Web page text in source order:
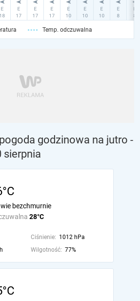
Temp. odczuwalna
godzinowa na jutro -
sierpnia
28°C
bezchmurnie
Ciśnienie: 1012 hPa
Wilgotność: 77%